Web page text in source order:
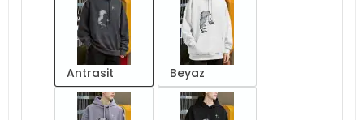
Antrasit Beyaz